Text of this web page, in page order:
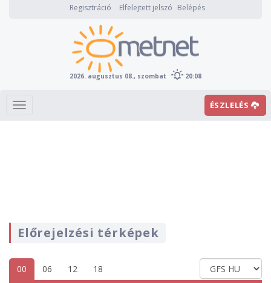
Regisztráció Elfelejtett jelszó Belépés
2026. augusztus 08., szombat 20:08
ÉSZLELÉS
Előrejelzési térképek
00 06 12 18